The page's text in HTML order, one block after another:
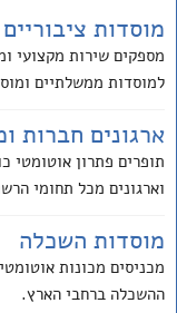
מוסדות ציבוריים
מספקים שירות מקצועי
למוסדות ממשלתיים
ארגונים חברות
תופרים פתרון אוטומטי
וארגונים מכל תחומי
מוסדות השכלה
מכניסים מכונות
ההשכלה ברחבי הארץ.